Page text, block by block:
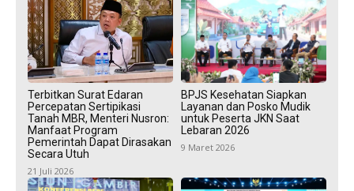
Terbitkan Surat Edaran
Percepatan Sertipikasi
Tanah MBR, Menteri Nusron:
Manfaat Program
Pemerintah Dapat Dirasakan
Secara Utuh
21 Juli 2026
BPJS Kesehatan Siapkan
Layanan dan Posko Mudik
untuk Peserta JKN Saat
Lebaran 2026
9 Maret 2026